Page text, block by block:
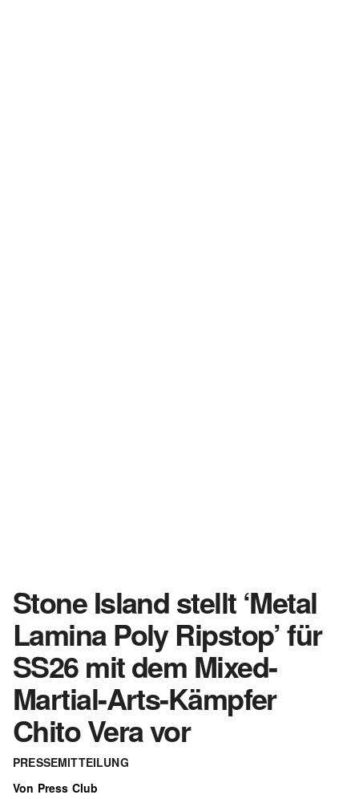
Stone Island stellt ‘Metal
Lamina Poly Ripstop’ für
SS26 mit dem Mixed-
Martial-Arts-Kämpfer
Chito Vera vor
PRESSEMITTEILUNG
Von Press Club